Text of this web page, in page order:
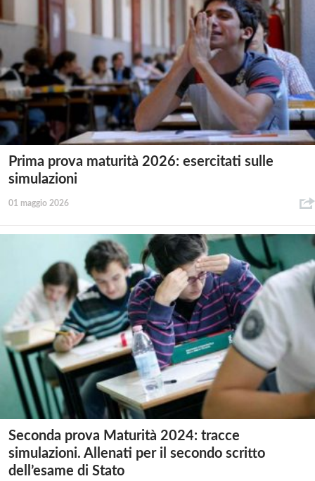
Prima prova maturità 2026: esercitati sulle
simulazioni
01 maggio 2026
Seconda prova Maturità 2024: tracce
simulazioni. Allenati per il secondo scritto
dell’esame di Stato